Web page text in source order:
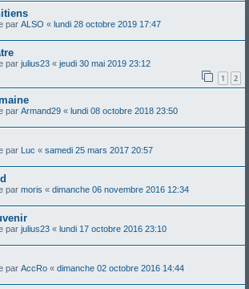
par ALSO « lundi 28 octobre 2019 17:47
par julius23 « jeudi 30 mai 2019 23:12
1 2
par Armand29 « lundi 08 octobre 2018 23:50
par Luc « samedi 25 mars 2017 20:57
par moris « dimanche 06 novembre 2016 12:34
par julius23 « lundi 17 octobre 2016 23:10
par AccRo « dimanche 02 octobre 2016 14:44